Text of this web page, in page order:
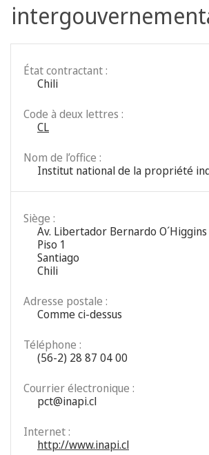
État contractant :
Chili
Code à deux lettres :
CL
Nom de l’office :
Institut national de la propriété
Siège :
Av. Libertador Bernardo
Piso 1
Santiago
Chili
Adresse postale :
Comme ci-dessus
Téléphone :
(56-2) 28 87 04 00
Courrier électronique :
pct@inapi.cl
Internet :
http://www.inapi.cl